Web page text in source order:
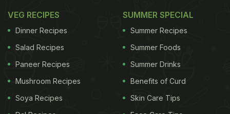
VEG RECIPES
Dinner Recipes
Salad Recipes
Paneer Recipes
Mushroom Recipes
Soya Recipes
SUMMER SPECIAL
Summer Recipes
Summer Foods
Summer Drinks
Benefits of Curd
Skin Care Tips